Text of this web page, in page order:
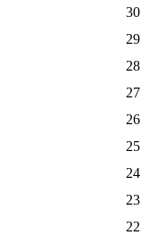
30
29
28
27
26
25
24
23
22